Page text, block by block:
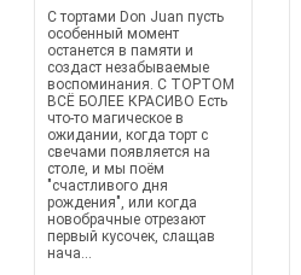
С тортами Don Juan пусть
особенный момент
останется в памяти и
создаст незабываемые
воспоминания. С ТОРТОМ
ВСЁ БОЛЕЕ КРАСИВО Есть
что-то магическое в
ожидании, когда торт с
свечами появляется на
столе, и мы поём
"счастливого дня
рождения", или когда
новобрачные отрезают
первый кусочек, слащав
нача...